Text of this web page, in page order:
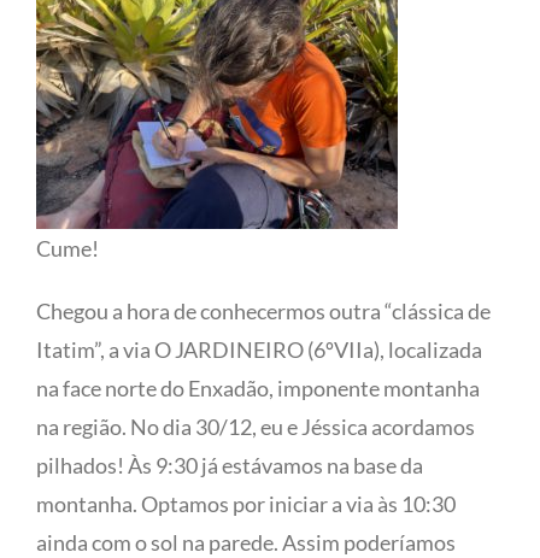
Cume!
Chegou a hora de conhecermos outra “clássica de
Itatim”, a via O JARDINEIRO (6ºVIIa), localizada
na face norte do Enxadão, imponente montanha
na região. No dia 30/12, eu e Jéssica acordamos
pilhados! Às 9:30 já estávamos na base da
montanha. Optamos por iniciar a via às 10:30
ainda com o sol na parede. Assim poderíamos